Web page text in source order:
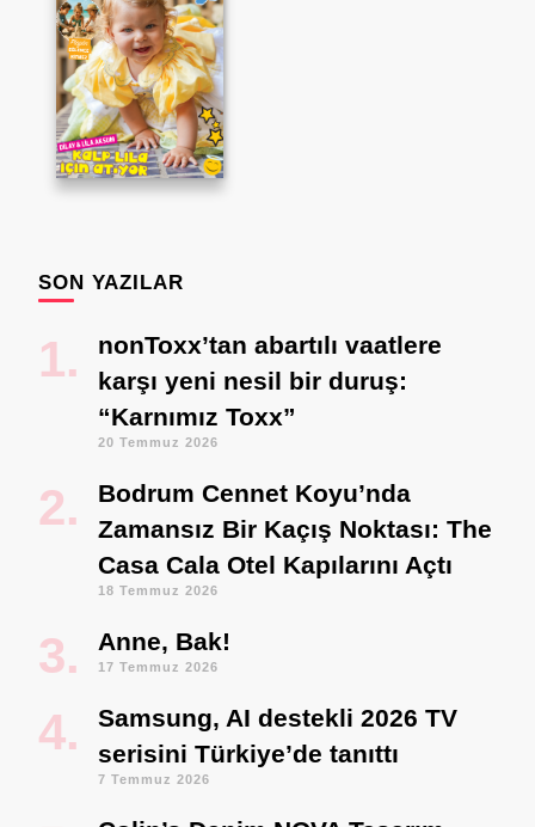
SON YAZILAR
nonToxx’tan abartılı vaatlere
karşı yeni nesil bir duruş:
“Karnımız Toxx”
20 Temmuz 2026
Bodrum Cennet Koyu’nda
Zamansız Bir Kaçış Noktası: The
Casa Cala Otel Kapılarını Açtı
18 Temmuz 2026
Anne, Bak!
17 Temmuz 2026
Samsung, AI destekli 2026 TV
serisini Türkiye’de tanıttı
7 Temmuz 2026